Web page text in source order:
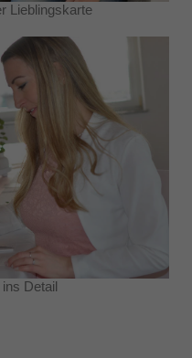
Lieblingskarte
Detail